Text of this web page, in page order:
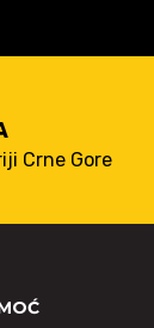
Crne Gore